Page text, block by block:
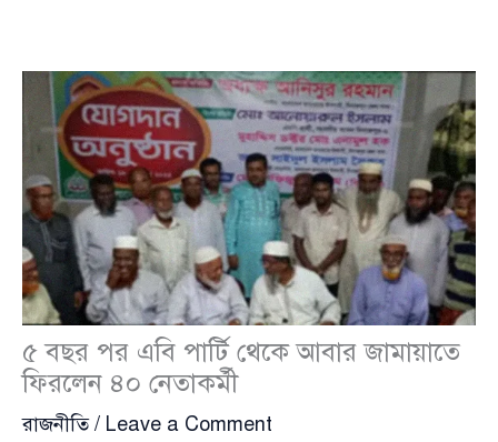
৫ বছর পর এবি পার্টি থেকে আবার জামায়াতে
ফিরলেন ৪০ নেতাকর্মী
রাজনীতি/ Leave a Comment